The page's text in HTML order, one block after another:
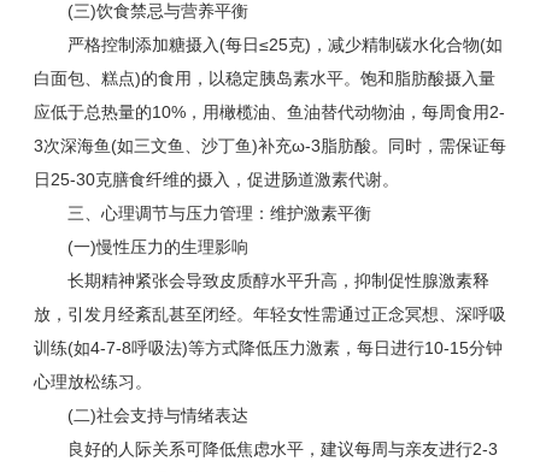
(三)饮食禁忌与营养平衡
严格控制添加糖摄入(每日≤25克)，减少精制碳水化合物(如
白面包、糕点)的食用，以稳定胰岛素水平。饱和脂肪酸摄入量
应低于总热量的10%，用橄榄油、鱼油替代动物油，每周食用2-
3次深海鱼(如三文鱼、沙丁鱼)补充ω-3脂肪酸。同时，需保证每
日25-30克膳食纤维的摄入，促进肠道激素代谢。
三、心理调节与压力管理：维护激素平衡
(一)慢性压力的生理影响
长期精神紧张会导致皮质醇水平升高，抑制促性腺激素释
放，引发月经紊乱甚至闭经。年轻女性需通过正念冥想、深呼吸
训练(如4-7-8呼吸法)等方式降低压力激素，每日进行10-15分钟
心理放松练习。
(二)社会支持与情绪表达
良好的人际关系可降低焦虑水平，建议每周与亲友进行2-3